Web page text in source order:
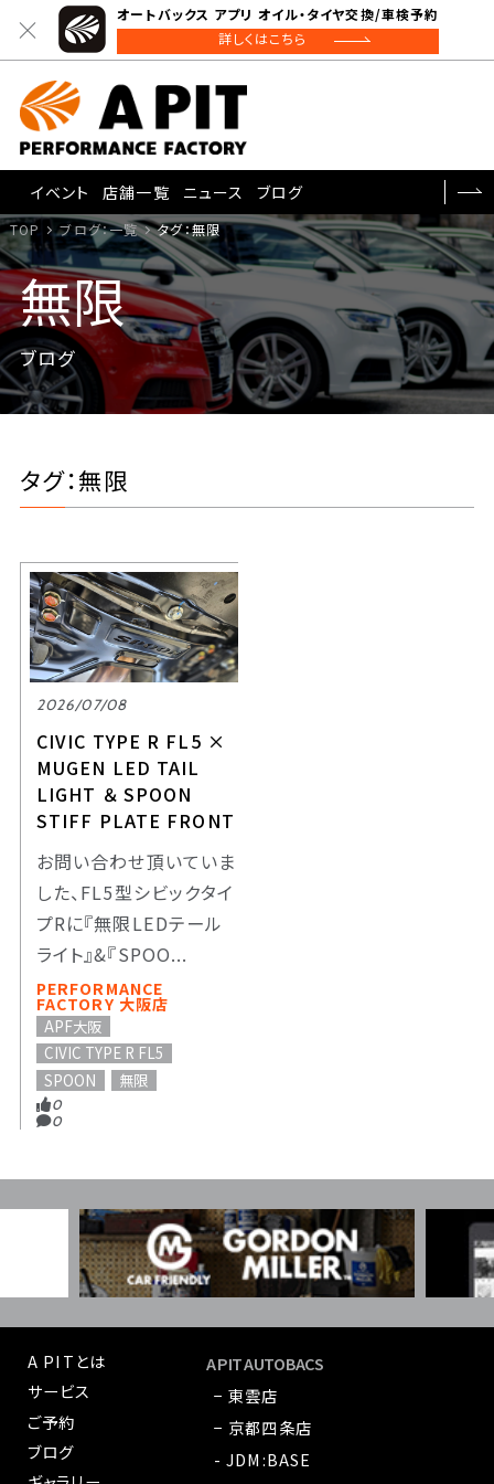
オートバックス アプリ オイル・タイヤ交換/車検予約
詳しくはこちら
イベント 店舗一覧 ニュース ブログ
TOP ブログ：一覧 タグ：無限
無限
ブログ
タグ：無限
2026/07/08
CIVIC TYPE R FL5 ×
MUGEN LED TAIL
LIGHT ＆ SPOON
STIFF PLATE FRONT
お問い合わせ頂いていま
した、FL5型シビックタイ
プRに『無限LEDテール
ライト』&『SPOO...
PERFORMANCE
FACTORY 大阪店
APF大阪
CIVIC TYPE R FL5
SPOON
無限
0
0
A PITとは
サービス
ご予約
ブログ
A PIT AUTOBACS
− 東雲店
− 京都四条店
- JDM:BASE